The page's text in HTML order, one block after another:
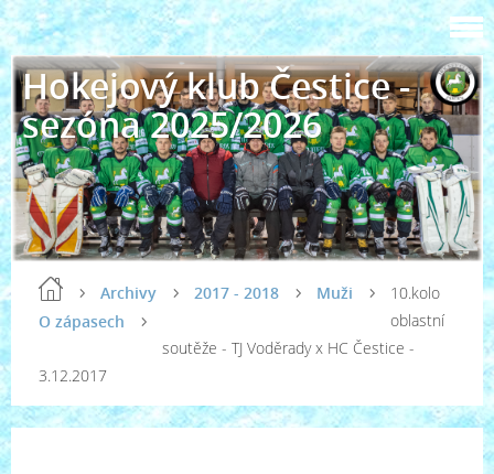
Hokejový klub Čestice -
sezóna 2025/2026
Archivy 2017 - 2018
Muži
O zápasech
10.kolo
oblastní
soutěže - TJ Voděrady x HC Čestice -
3.12.2017